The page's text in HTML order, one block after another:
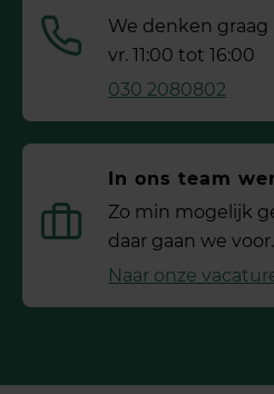
We denken
vr. 11:00 tot 16:00
030 2080802
In ons team
Zo min mogelijk
daar gaan we voor.
Naar onze